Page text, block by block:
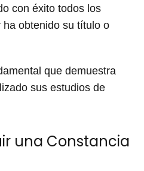
con éxito todos los
obtenido su título o
que demuestra
sus estudios de
una Constancia